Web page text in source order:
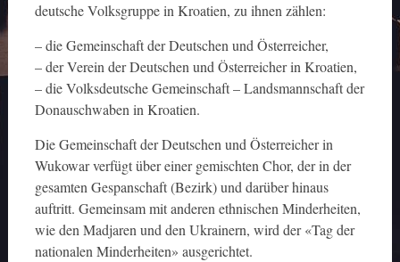
deutsche Volksgruppe in Kroatien, zu ihnen zählen:
– die Gemeinschaft der Deutschen und Österreicher,
– der Verein der Deutschen und Österreicher in Kroatien,
– die Volksdeutsche Gemeinschaft – Landsmannschaft der
Donauschwaben in Kroatien.
Die Gemeinschaft der Deutschen und Österreicher in
Wukowar verfügt über einer gemischten Chor, der in der
gesamten Gespanschaft (Bezirk) und darüber hinaus
auftritt. Gemeinsam mit anderen ethnischen Minderheiten,
wie den Madjaren und den Ukrainern, wird der «Tag der
nationalen Minderheiten» ausgerichtet.